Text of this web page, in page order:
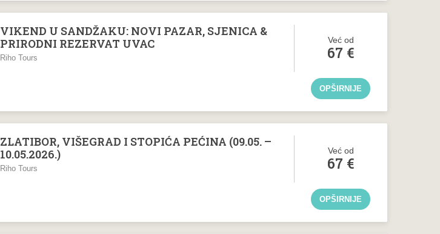
VIKEND U SANDŽAKU: NOVI PAZAR, SJENICA &
PRIRODNI REZERVAT UVAC
Riho Tours
Već od
67 €
OPŠIRNIJE
ZLATIBOR, VIŠEGRAD I STOPIĆA PEĆINA (09.05. –
10.05.2026.)
Riho Tours
Već od
67 €
OPŠIRNIJE